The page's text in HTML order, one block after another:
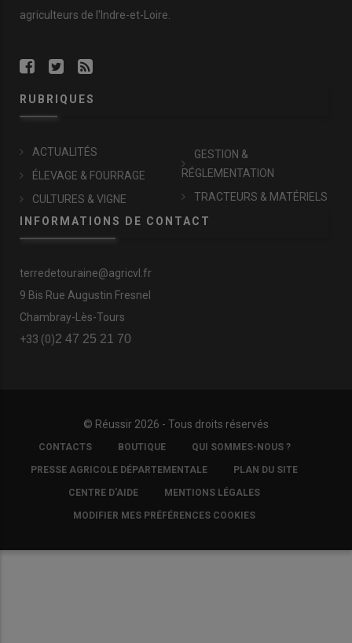
agriculteurs de l'Indre-et-Loire.
RUBRIQUES
ACTUALITÉS
ÉLEVAGE & FOURRAGE
CULTURES & VIGNE
GESTION &
RÉGLEMENTATION
TRACTEURS & MATÉRIELS
INFORMATIONS DE CONTACT
terredetouraine@agricvl.fr
9 Bis Rue Augustin Fresnel
Chambray-Lès-Tours
+33 (0)2 47 25 21 70
© Réussir 2026 - Tous droits réservés
FOOTER
COPYRIGHT
CONTACTS BOUTIQUE QUI SOMMES-NOUS ?
PRESSE AGRICOLE DÉPARTEMENTALE PLAN DU SITE
CENTRE D'AIDE MENTIONS LÉGALES
MODIFIER MES PRÉFÉRENCES COOKIES